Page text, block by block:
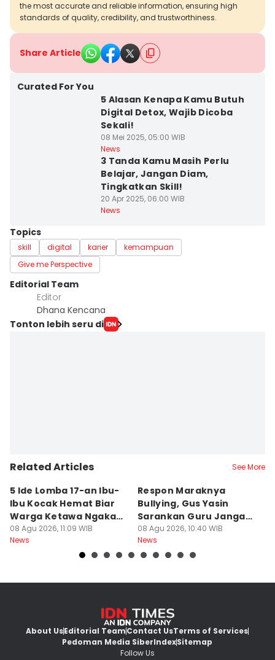
the most accurate and reliable information, ensuring high
standards of quality, credibility, and trustworthiness.
Share Article
Curated For You
5 Alasan Kenapa Kamu Butuh
Digital Detox, Wajib Dicoba
Sekali!
08 Mei 2025, 05:00 WIB
News
3 Tanda Kamu Masih Perlu
Belajar, Jangan Diam,
Tingkatkan Skill!
20 Apr 2025, 06:00 WIB
News
Topics
skill digital karier
kemampuan
Give me Perspective
Editorial Team
Editor
Dhana Kencana
Tonton lebih seru di
Related Articles See More
5 Ide Lomba 17-an Ibu-
Ibu Kocak Hemat Biar
Warga Ketawa Ngakak
Pas Hari Kemerdekaan
08 Agu 2026, 11:09 WIB
News
Respon Maraknya
Bullying, Gus Yasin
Sarankan Guru Jangan
Bebani Siswa
08 Agu 2026, 10:40 WIB
News
About UsEditorial TeamContact UsTerms of Services
Pedoman Media SiberIndexSitemap
Follow Us